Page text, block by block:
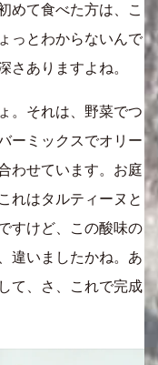
めて食べた方は、こ
っとわからないんで
さありますよね。
。それは、野菜でつ
ーミックスでオリー
わせています。お庭
れはタルティーヌと
すけど、この酸味の
違いましたかね。あ
て、さ、これで完成